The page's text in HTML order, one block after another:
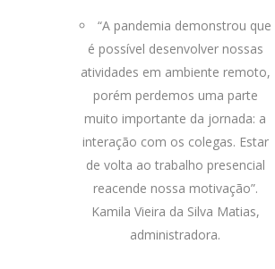
“A pandemia demonstrou que
é possível desenvolver nossas
atividades em ambiente remoto,
porém perdemos uma parte
muito importante da jornada: a
interação com os colegas. Estar
de volta ao trabalho presencial
reacende nossa motivação”.
Kamila Vieira da Silva Matias,
administradora.